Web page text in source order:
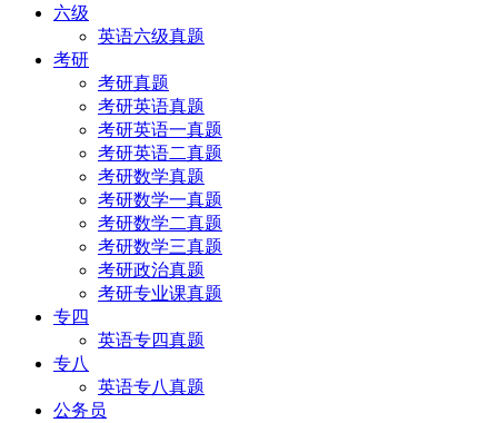
六级
英语六级真题
考研
考研真题
考研英语真题
考研英语一真题
考研英语二真题
考研数学真题
考研数学一真题
考研数学二真题
考研数学三真题
考研政治真题
考研专业课真题
专四
英语专四真题
专八
英语专八真题
公务员